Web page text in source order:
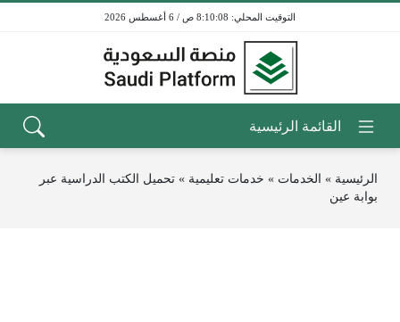
8:10:08 ص / 6 أغسطس 2026
الرئيسية » الخدمات » خدمات تعليمية » تحميل الكتب الدراسية عبر
بوابة عين